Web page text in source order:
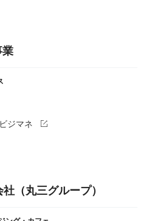
業
ジマネ
（丸三グループ）